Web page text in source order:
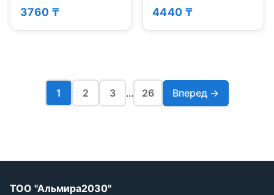
3760 ₸ 4440 ₸
1 2 3 ... 26 Вперед →
ТОО "Альмира2030"